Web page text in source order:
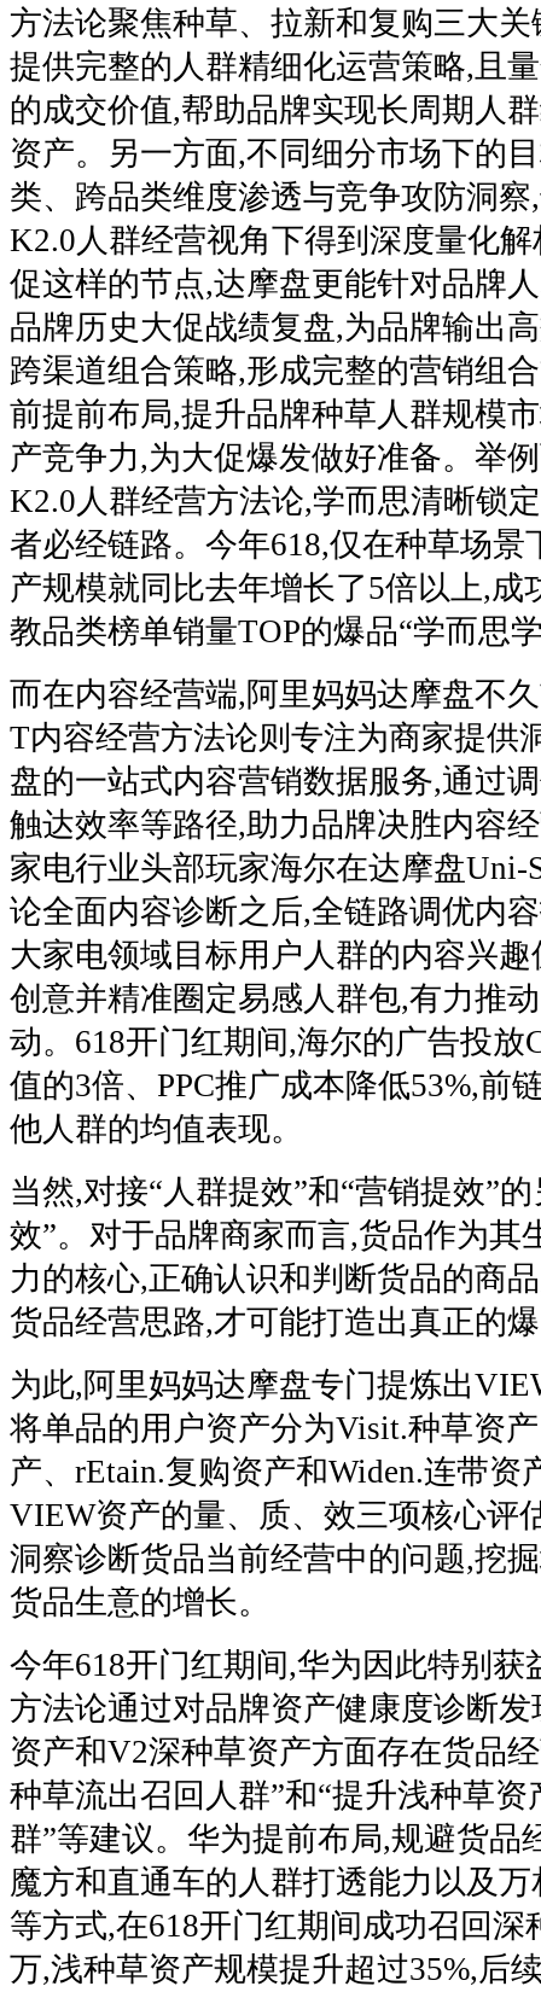
方法论聚焦种草、拉新和复购三大
提供完整的人群精细化运营策略,且
的成交价值,帮助品牌实现长周期人
资产。另一方面,不同细分市场下的
类、跨品类维度渗透与竞争攻防洞
K2.0人群经营视角下得到深度量化
促这样的节点,达摩盘更能针对品牌
品牌历史大促战绩复盘,为品牌输出
跨渠道组合策略,形成完整的营销组
前提前布局,提升品牌种草人群规模
产竞争力,为大促爆发做好准备。举
K2.0人群经营方法论,学而思清晰锁
者必经链路。今年618,仅在种草场景
产规模就同比去年增长了5倍以上,成
教品类榜单销量TOP的爆品“学而思
而在内容经营端,阿里妈妈达摩盘不
T内容经营方法论则专注为商家提供
盘的一站式内容营销数据服务,通过
触达效率等路径,助力品牌决胜内容
家电行业头部玩家海尔在达摩盘Uni-
论全面内容诊断之后,全链路调优内
大家电领域目标用户人群的内容兴
创意并精准圈定易感人群包,有力推
动。618开门红期间,海尔的广告投放
值的3倍、PPC推广成本降低53%,前
他人群的均值表现。
当然,对接“人群提效”和“营销提效”
效”。对于品牌商家而言,货品作为其
力的核心,正确认识和判断货品的商
货品经营思路,才可能打造出真正的
为此,阿里妈妈达摩盘专门提炼出
将单品的用户资产分为Visit.种草资
产、rEtain.复购资产和Widen.连带资
VIEW资产的量、质、效三项核心评
洞察诊断货品当前经营中的问题,挖
货品生意的增长。
今年618开门红期间,华为因此特别
方法论通过对品牌资产健康度诊断
资产和V2深种草资产方面存在货品
种草流出召回人群”和“提升浅种草
群”等建议。华为提前布局,规避货品
魔方和直通车的人群打透能力以及
等方式,在618开门红期间成功召回深
万,浅种草资产规模提升超过35%,后